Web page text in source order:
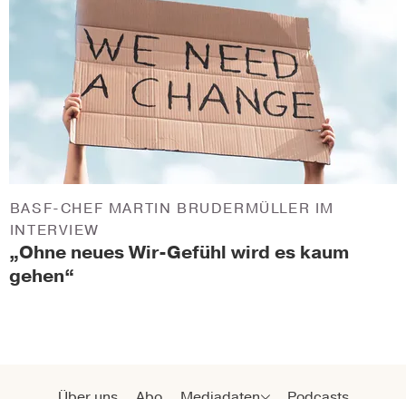
„Ohne neues Wir-Gefühl wird es kaum
gehen“
BASF-CHEF MARTIN BRUDERMÜLLER IM
INTERVIEW